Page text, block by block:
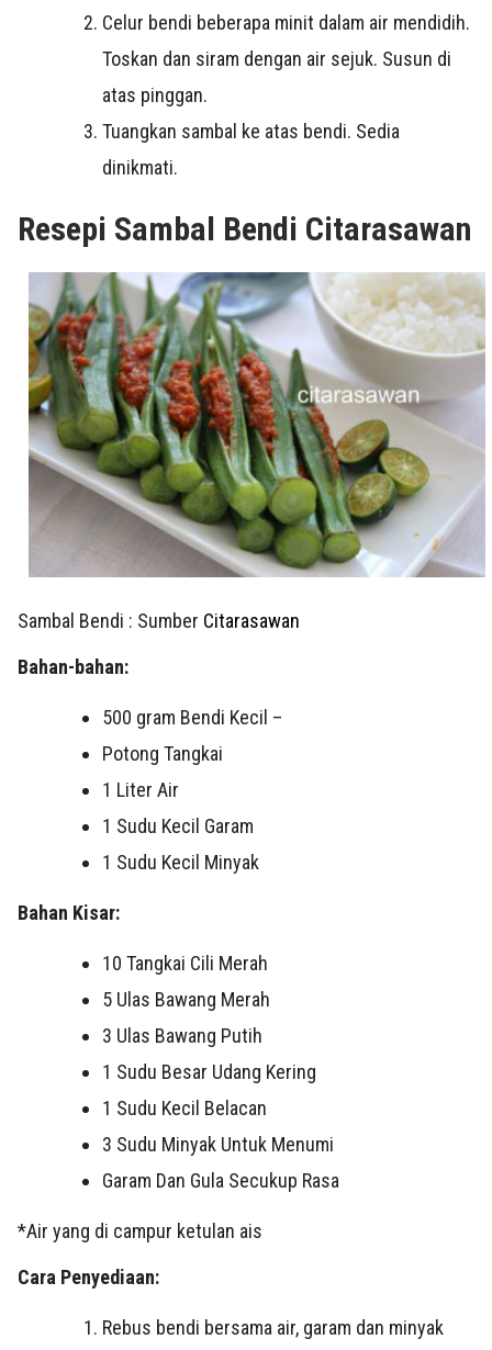
Celur bendi beberapa minit dalam air mendidih.
Toskan dan siram dengan air sejuk. Susun di
atas pinggan.
Tuangkan sambal ke atas bendi. Sedia
dinikmati.
Resepi Sambal Bendi Citarasawan
Sambal Bendi : Sumber Citarasawan
Bahan-bahan:
500 gram Bendi Kecil –
Potong Tangkai
1 Liter Air
1 Sudu Kecil Garam
1 Sudu Kecil Minyak
Bahan Kisar:
10 Tangkai Cili Merah
5 Ulas Bawang Merah
3 Ulas Bawang Putih
1 Sudu Besar Udang Kering
1 Sudu Kecil Belacan
3 Sudu Minyak Untuk Menumi
Garam Dan Gula Secukup Rasa
*Air yang di campur ketulan ais
Cara Penyediaan:
Rebus bendi bersama air, garam dan minyak